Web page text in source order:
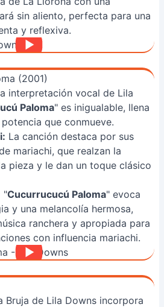
sin aliento, perfecta para una
y reflexiva.
(2001)
interpretación vocal de Lila
Paloma" es inigualable, llena
que conmueve.
La canción destaca por sus
mariachi, que realzan la
pieza y le dan un toque clásico
"Cucurrucucú Paloma" evoca
y una melancolía hermosa,
ranchera y apropiada para
con influencia mariachi.
Bruja de Lila Downs incorpora